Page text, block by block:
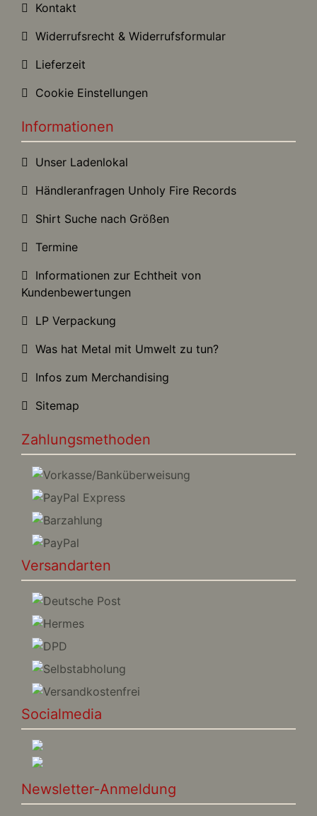
Kontakt
Widerrufsrecht & Widerrufsformular
Lieferzeit
Cookie Einstellungen
Informationen
Unser Ladenlokal
Händleranfragen Unholy Fire Records
Shirt Suche nach Größen
Termine
Informationen zur Echtheit von
Kundenbewertungen
LP Verpackung
Was hat Metal mit Umwelt zu tun?
Infos zum Merchandising
Sitemap
Zahlungsmethoden
Versandarten
Socialmedia
Newsletter-Anmeldung